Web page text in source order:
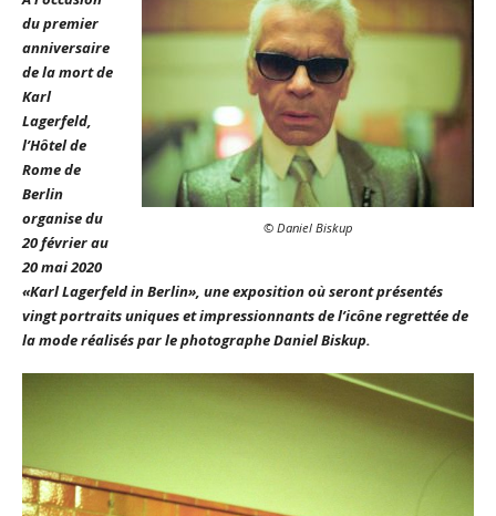
© Daniel Biskup
du premier
anniversaire
de la mort de
Karl
Lagerfeld,
l’Hôtel de
Rome de
Berlin
organise du
20 février au
20 mai 2020
«Karl Lagerfeld in Berlin», une exposition où seront présentés
vingt portraits uniques et impressionnants de l’icône regrettée de
la mode réalisés par le photographe Daniel Biskup.